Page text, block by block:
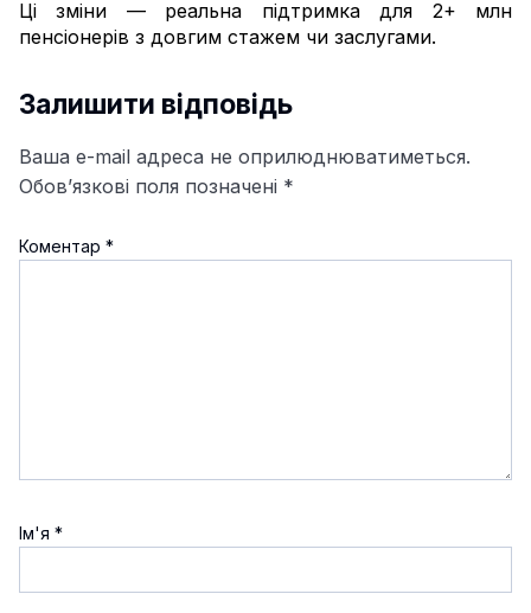
Ці зміни — реальна підтримка для 2+ млн
пенсіонерів з довгим стажем чи заслугами.
Залишити відповідь
Ваша e-mail адреса не оприлюднюватиметься.
Обов’язкові поля позначені *
Коментар *
Ім'я *